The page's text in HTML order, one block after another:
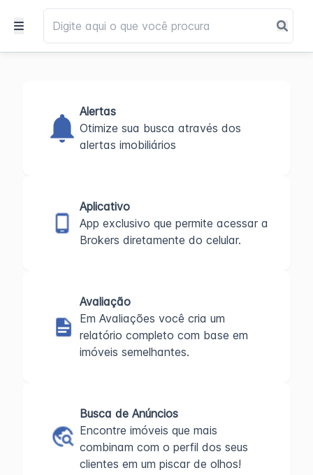
Alertas
Otimize sua busca através dos
alertas imobiliários
Aplicativo
App exclusivo que permite acessar a
Brokers diretamente do celular.
Avaliação
Em Avaliações você cria um
relatório completo com base em
imóveis semelhantes.
Busca de Anúncios
Encontre imóveis que mais
combinam com o perfil dos seus
clientes em um piscar de olhos!